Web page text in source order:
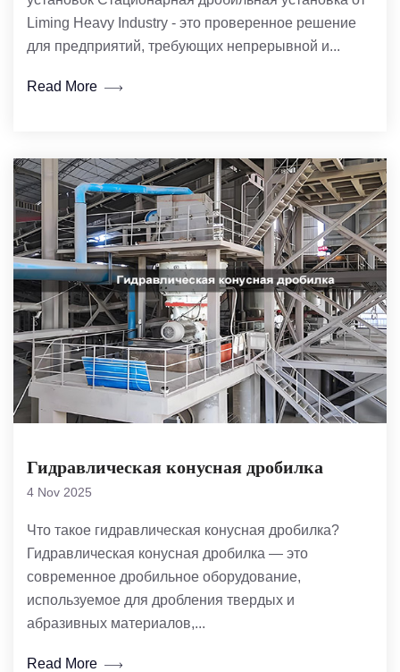
Liming Heavy Industry - это проверенное решение
для предприятий, требующих непрерывной и...
Read More
Гидравлическая конусная дробилка
4 Nov 2025
Что такое гидравлическая конусная дробилка?
Гидравлическая конусная дробилка — это
современное дробильное оборудование,
используемое для дробления твердых и
абразивных материалов,...
Read More